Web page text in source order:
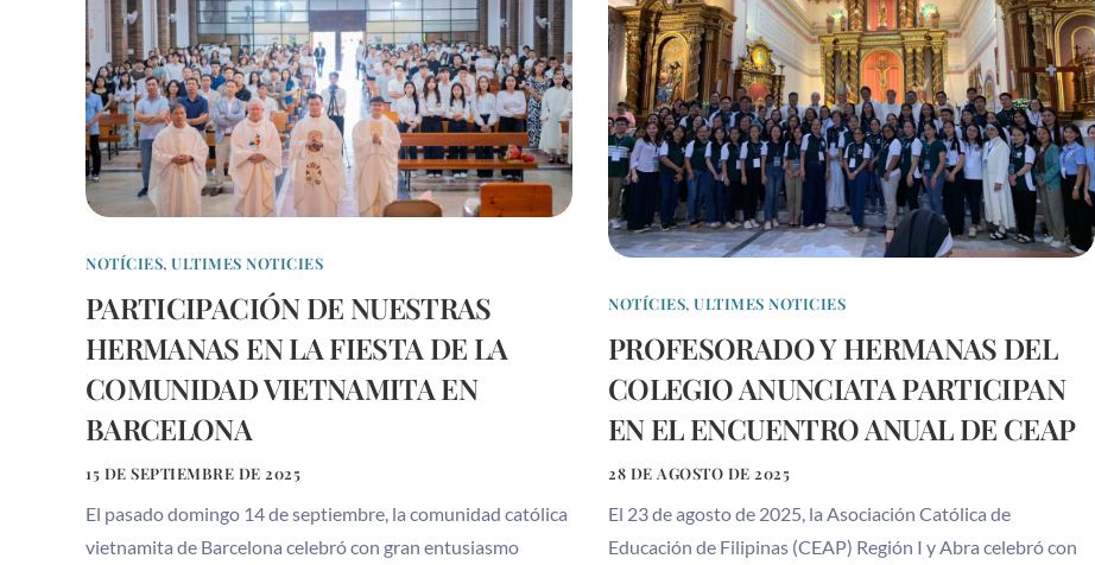
NOTÍCIES,ULTIMES NOTICIES
PARTICIPACIÓN DE NUESTRAS
HERMANAS EN LA FIESTA DE LA
COMUNIDAD VIETNAMITA EN
BARCELONA
15 DE SEPTIEMBRE DE 2025
El pasado domingo 14 de septiembre, la comunidad católica
vietnamita de Barcelona celebró con gran entusiasmo
NOTÍCIES,ULTIMES NOTICIES
PROFESORADO Y HERMANAS DEL
COLEGIO ANUNCIATA PARTICIPAN
EN EL ENCUENTRO ANUAL DE CEAP
28 DE AGOSTO DE 2025
El 23 de agosto de 2025, la Asociación Católica de
Educación de Filipinas (CEAP) Región I y Abra celebró con